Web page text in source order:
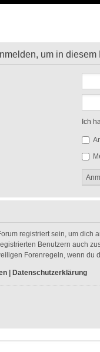
um in
Ich
registriert sein, um
Benutzern auch
Forenregeln, wenn du
Datenschutzerklärung